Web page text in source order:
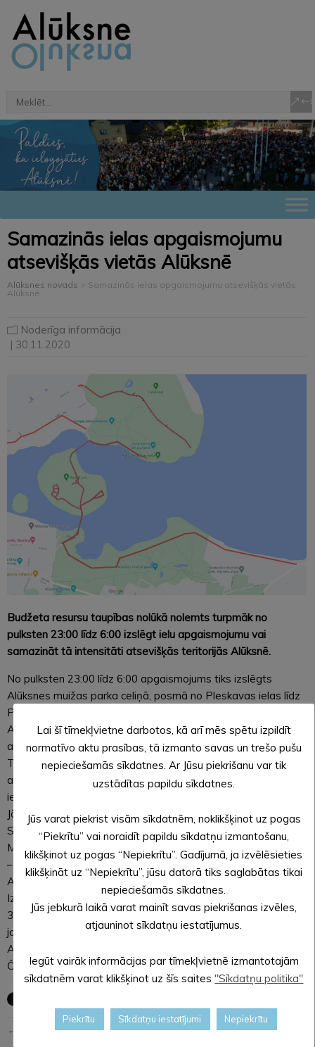
Samazinās ielas apgaismojumu
atsevišķās vietās Alūksnē
Alūksnes novads > Samazinās ielas apgaismojumu atsevišķās vietās
Alūksnē
Noderīga informācija
| 30.11.2020
Budžeta resursu taupības nolūkā nolemts turpmāk no
pulksten 23:00 līdz 6:00 izslēgt ielu apgaismojumu vai
samazināt tā intensitāti atsevišķās teritorijās Alūksnē.
No pulksten 23:00 līdz 6:00 apgaismojums tiks izslēgts
Alūksnes muižas parka celiņā, posmā no Pleskavas ielas līdz
Pilssalas ielai, Pilssalas ielā, kā arī Pilssalas teritorijā.
Apgaismoti netiks arī abi tilti. Tāpat šajā laika posmā netiks
apgaismota Peldu ielas gājēju taka gar ezera krastu līdz
Tempļakalna ielai, Tempļakalna iela, sākot no gājēju tilta līdz
atpūtas vietai “Līkais bērzs”, un blakus esošā teritorija, kas
ietver Lielos kapus un Rotondu. Apgaismojumu izslēgs arī
Jāņkalna ielas 52 stāvlaukumā.
Savukārt ielas apgaismojuma intensitāti samazinās Alsviķu,
Merķeļa, Pleskavas un Rūpniecības ielās.
– Izmaiņas plānots ieviest pamazām, sākot ar 1. decembri.
Apgaismojums tiks izslēgts zonās, kur nav dzīvojamo māju.
Izņēmums būs Ziemassvētkos un Vecgadā – 24., 25., 26. un
31. decembrī, kad tas darbosies. Pašvaldība centīsies ar šo
jauno režīmu nepadarīt iedzīvotāju ikdienu neērtāku -, uzsver
Alūksnes novada pašvaldības izpilddirektore Janīna
Čugunova.
← Iepriekšējā ziņa Nākošā ziņa →
Lai šī tīmekļvietne darbotos, kā arī mēs spētu izpildīt
normatīvo aktu prasības, tā izmanto savas un trešo pušu
nepieciešamās sīkdatnes. Ar Jūsu piekrišanu var tik
uzstādītas papildu sīkdatnes.
Jūs varat piekrist visām sīkdatnēm, noklikšķinot uz pogas
“Piekrītu” vai noraidīt papildu sīkdatņu izmantošanu,
klikšķinot uz pogas “Nepiekrītu”. Gadījumā, ja izvēlēsieties
klikšķināt uz “Nepiekrītu”, jūsu datorā tiks saglabātas tikai
nepieciešamās sīkdatnes.
Jūs jebkurā laikā varat mainīt savas piekrišanas izvēles,
atjauninot sīkdatņu iestatījumus.
Iegūt vairāk informācijas par tīmekļvietnē izmantotajām
sīkdatnēm varat klikšķinot uz šīs saites "Sīkdatņu politika"
Piekrītu Sīkdatņu iestatījumi Nepiekrītu